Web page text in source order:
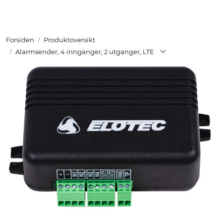
Forsiden
Produktoversikt
Alarmsender, 4 innganger, 2 utganger, LTE
Tuotteet
Ratkaisut
Referenssit
YHTEYSTIEDOT
Verkkokauppa